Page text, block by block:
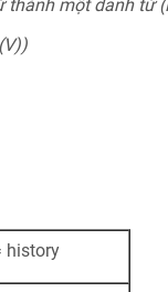
thành một danh từ
history